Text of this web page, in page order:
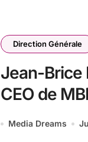
Direction Générale
Jean-Brice
CEO de
Media Dreams